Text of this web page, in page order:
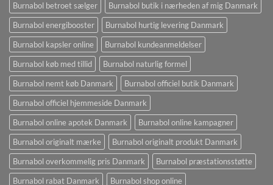
Burnabol betroet sælger
Burnabol butik i nærheden af ​​mig Danmark
Burnabol energibooster
Burnabol hurtig levering Danmark
Burnabol kapsler online
Burnabol kundeanmeldelser
Burnabol køb med tillid
Burnabol naturlig formel
Burnabol nemt køb Danmark
Burnabol officiel butik Danmark
Burnabol officiel hjemmeside Danmark
Burnabol online apotek Danmark
Burnabol online kampagner
Burnabol originalt mærke
Burnabol originalt produkt Danmark
Burnabol overkommelig pris Danmark
Burnabol præstationsstøtte
Burnabol rabat Danmark
Burnabol shop online